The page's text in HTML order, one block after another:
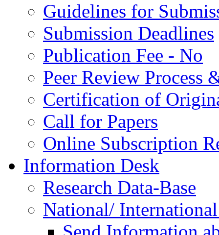
Guidelines for
Submission Deadlines
Publication Fee - No
Peer Review Process
Certification of
Call for Papers
Online Subscription
Information Desk
Research Data-Base
National/